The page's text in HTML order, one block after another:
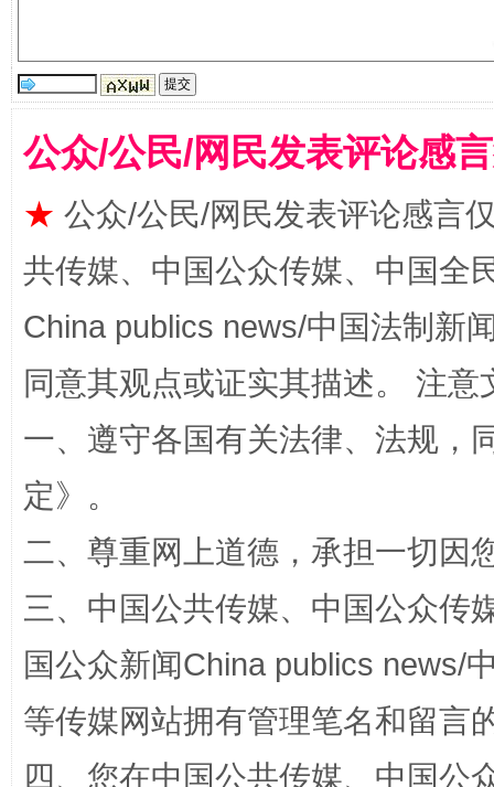
解纷+调解+退费，一次搞定
公众/公民/网民发表评论感
★ 公众/公民/网民发表评论感言
共传媒、中国公众传媒、中国全
China publics news/中国法制新
同意其观点或证实其描述。 注
一、遵守各国有关法律、法规，
定》。
二、尊重网上道德，承担一切因
三、中国公共传媒、中国公众传
国公众新闻China publics news/
等传媒网站拥有管理笔名和留言
四、您在中国公共传媒、中国公